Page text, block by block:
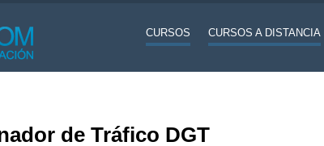
CURSOS CURSOS A DISTANCIA
de Tráfico DGT